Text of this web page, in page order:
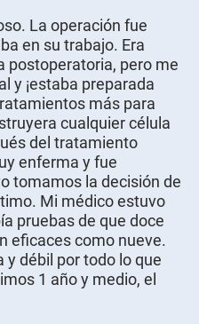
La operación fue
en su trabajo. Era
postoperatoria, pero me
y ¡estaba preparada
más para
cualquier célula
del tratamiento
enferma y fue
tomamos la decisión de
Mi médico estuvo
pruebas de que doce
eficaces como nueve.
débil por todo lo que
1 año y medio, el